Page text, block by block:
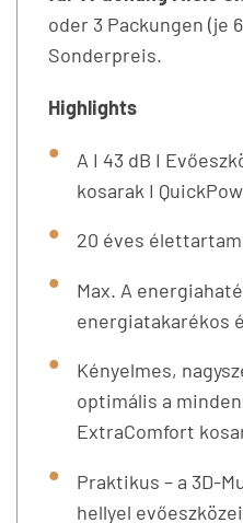
oder 3 Packungen (je
Sonderpreis.
Highlights
A I 43 dB I
kosarak I
20 éves
Max. A
energiatakarékos
Kényelmes,
optimális a
ExtraComfort
Praktikus – a 3D-
hellyel